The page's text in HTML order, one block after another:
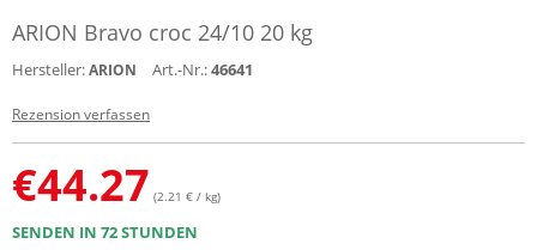
ARION Bravo croc 24/10 20 kg
Hersteller:ARION Art.-Nr.:46641
Rezension verfassen
€44.27 (2.21 € / kg)
SENDEN IN 72 STUNDEN